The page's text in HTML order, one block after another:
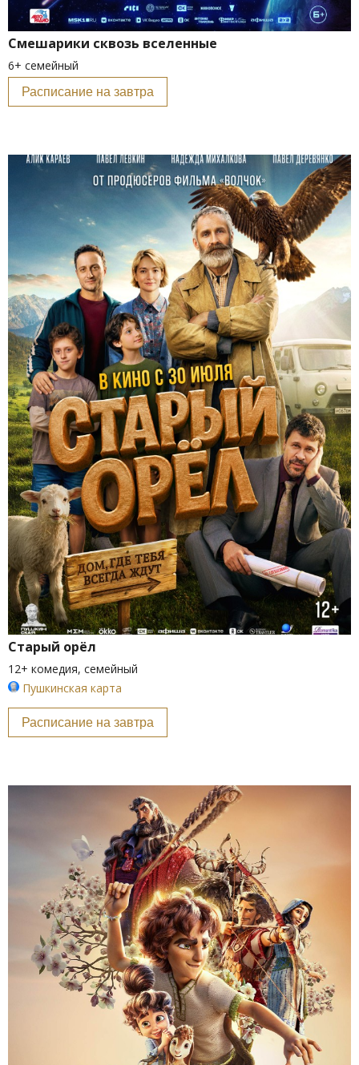
Смешарики сквозь вселенные
6+ семейный
Расписание на завтра
Старый орёл
12+ комедия, семейный
Пушкинская карта
Расписание на завтра